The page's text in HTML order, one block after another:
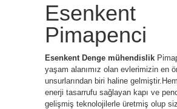
Esenkent
Pimapenci
Esenkent Denge mühendislik
yaşam alanımız olan evlerimizin en
unsurlarından biri haline
enerji tasarrufu sağlayan kapı ve
gelişmiş teknolojilerle üretmiş olup